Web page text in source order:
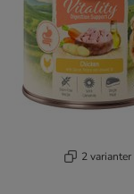
2 varianter